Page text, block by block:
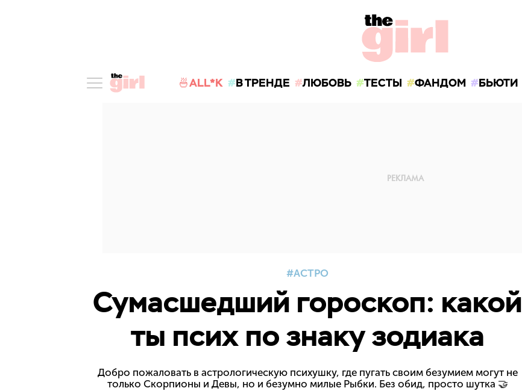
🍜ALL*K В ТРЕНДЕ ЛЮБОВЬ ТЕСТЫ ФАНДОМ БЬЮТИ
АСТРО
Сумасшедший гороскоп: какой
ты псих по знаку зодиака
Добро пожаловать в астрологическую психушку, где пугать своим безумием могут не
только Скорпионы и Девы, но и безумно милые Рыбки. Без обид, просто шутка 🤝